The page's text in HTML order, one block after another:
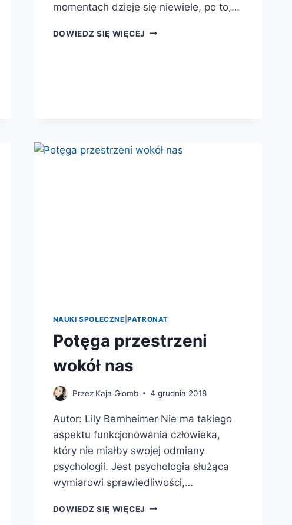
momentach dzieje się niewiele, po to,…
DOWIEDZ SIĘ WIĘCEJ KREATYWNOŚĆ.
NAUKI SPOŁECZNE |PATRONAT
Potęga przestrzeni
wokół nas
Przez Kaja Głomb 4 grudnia 2018
Autor: Lily Bernheimer Nie ma takiego
aspektu funkcjonowania człowieka,
który nie miałby swojej odmiany
psychologii. Jest psychologia służąca
wymiarowi sprawiedliwości,…
DOWIEDZ SIĘ WIĘCEJ POTĘGA